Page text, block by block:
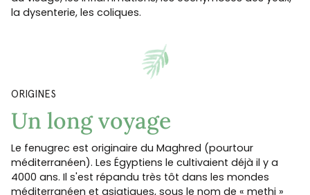
la dysenterie, les coliques.
ORIGINES
Un long voyage
Le fenugrec est originaire du Maghred (pourtour
méditerranéen). Les Égyptiens le cultivaient déjà il y a
4000 ans. Il s'est répandu très tôt dans les mondes
méditerranéen et asiatiques, sous le nom de « methi »